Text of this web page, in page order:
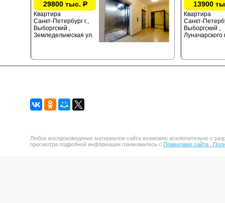
29800 тыс.Р
Квартира
Санкт-Петербург г.,
Выборгский ,
Земледельческая ул.
13900
Квартира
Санкт-
Выборгский ,
Луначарского
Любое воспроизведение материалов сайта возможно исключительно с
просмотра подробной информации ознакомьтесь с Правилами сайта .